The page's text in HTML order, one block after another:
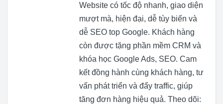
Website có tốc độ nhanh, giao diện
mượt mà, hiện đại, dễ tùy biến và
dễ SEO top Google. Khách hàng
còn được tặng phần mềm CRM và
khóa học Google Ads, SEO. Cam
kết đồng hành cùng khách hàng, tư
vấn phát triển và đẩy traffic, giúp
tăng đơn hàng hiệu quả. Theo dõi: